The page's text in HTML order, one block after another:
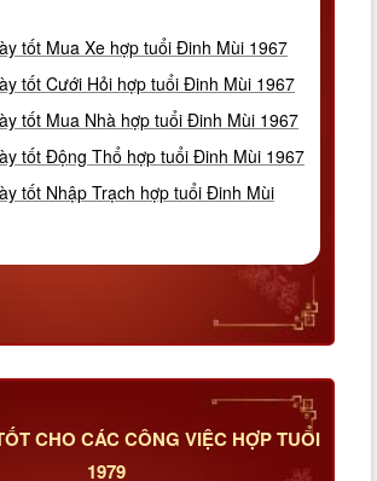
tốt Mua Xe hợp tuổi Đinh Mùi 1967
tốt Cưới Hỏi hợp tuổi Đinh Mùi 1967
tốt Mua Nhà hợp tuổi Đinh Mùi 1967
tốt Động Thổ hợp tuổi Đinh Mùi 1967
tốt Nhập Trạch hợp tuổi Đinh Mùi
CHO CÁC CÔNG VIỆC HỢP TUỔI
1979